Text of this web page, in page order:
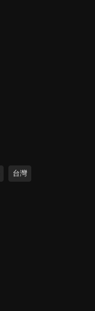
台灣